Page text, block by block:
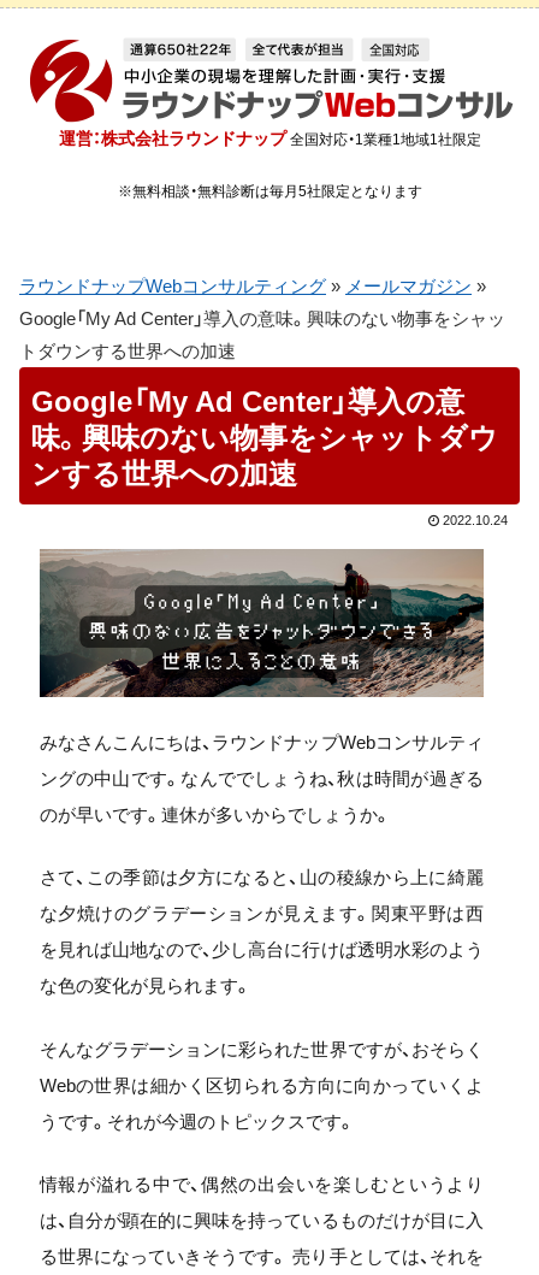
運営：株式会社ラウンドナップ 全国対応・1業種1地域1社限定
※無料相談・無料診断は毎月5社限定となります
ラウンドナップWebコンサルティング » メールマガジン »
Google「My Ad Center」導入の意味。興味のない物事をシャッ
トダウンする世界への加速
Google「My Ad Center」導入の意
味。興味のない物事をシャットダウ
ンする世界への加速
2022.10.24
みなさんこんにちは、ラウンドナップWebコンサルティ
ングの中山です。なんででしょうね、秋は時間が過ぎる
のが早いです。連休が多いからでしょうか。
さて、この季節は夕方になると、山の稜線から上に綺麗
な夕焼けのグラデーションが見えます。関東平野は西
を見れば山地なので、少し高台に行けば透明水彩のよう
な色の変化が見られます。
そんなグラデーションに彩られた世界ですが、おそらく
Webの世界は細かく区切られる方向に向かっていくよ
うです。それが今週のトピックスです。
情報が溢れる中で、偶然の出会いを楽しむというより
は、自分が顕在的に興味を持っているものだけが目に入
る世界になっていきそうです。 売り手としては、それを